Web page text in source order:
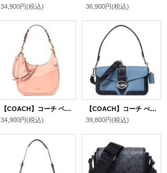
34,900円(税込)
36,900円(税込)
【COACH】コーチ ペブルレザー ジュール ホーボー 2WAY ショルダー クロスボディ ハンドバッグ フェイディドブラッシュ(日本未発売）
34,900円(税込)
【COACH】コーチ ぺブルレザー パイソン ジャージー フラップ クロスボディ 3WAY クラッチ ショルダー ハンドバッグ インディゴマルチ（日本未発売）
39,800円(税込)